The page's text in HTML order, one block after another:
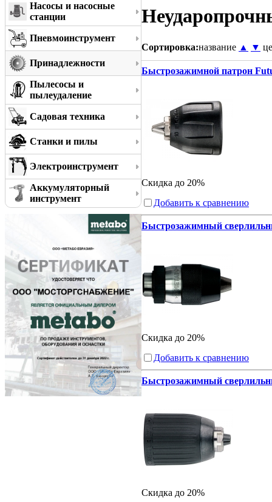
Насосы и насосные
станции
Пневмоинструмент
Принадлежности
Пылесосы и
пылеудаление
Садовая техника
Станки и пилы
Электроинструмент
Аккумуляторный
инструмент
Сортировка:название ▲ ▼
Быстрозажимной патрон
Скидка до 20%
Добавить к сравнению
Быстрозажимный
Скидка до 20%
Добавить к сравнению
Быстрозажимный
Скидка до 20%